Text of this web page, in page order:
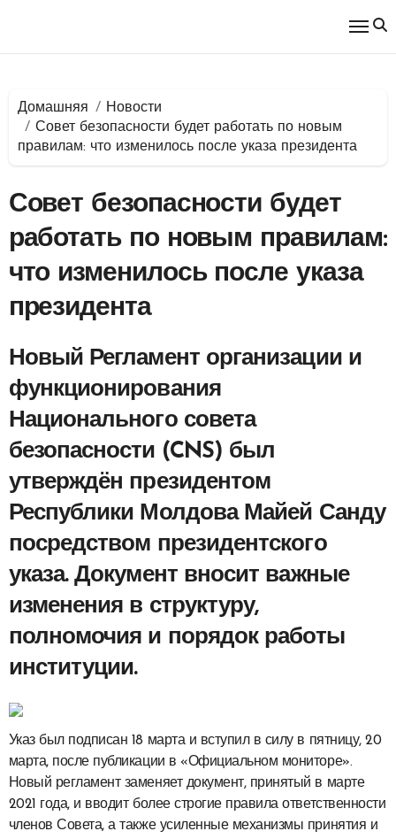
Домашняя
Новости
Совет безопасности будет работать по новым
правилам: что изменилось после указа президента
Совет безопасности будет
работать по новым правилам:
что изменилось после указа
президента
Новый Регламент организации и
функционирования
Национального совета
безопасности (CNS) был
утверждён президентом
Республики Молдова Майей Санду
посредством президентского
указа. Документ вносит важные
изменения в структуру,
полномочия и порядок работы
институции.
Указ был подписан 18 марта и вступил в силу в пятницу, 20
марта, после публикации в «Официальном мониторе».
Новый регламент заменяет документ, принятый в марте
2021 года, и вводит более строгие правила ответственности
членов Совета, а также усиленные механизмы принятия и